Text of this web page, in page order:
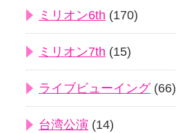
ミリオン6th (170)
ミリオン7th (15)
ライブビューイング(66)
台湾公演 (14)